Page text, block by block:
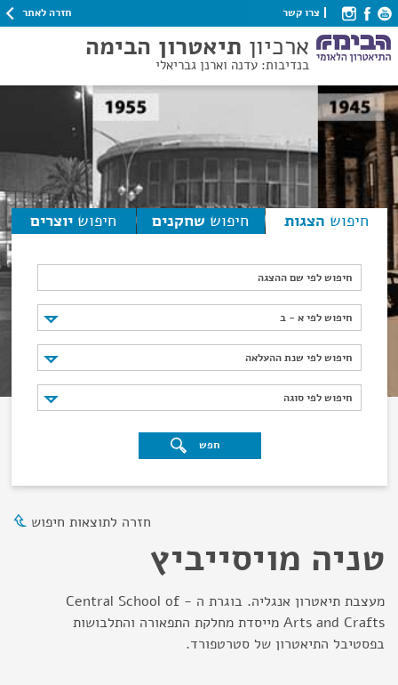
צרו קשר חזרה לאתר
ארכיון תיאטרון הבימה
בנדיבות: עדנה וארנן גבריאלי
חיפוש הצגות חיפוש שחקנים חיפוש יוצרים
חיפוש לפי שם ההצגה
חיפוש לפי א - ב
חיפוש לפי א - ב
חיפוש לפי שנת ההעלאה
חיפוש לפי שנת ההעלאה
חיפוש לפי סוגה
חיפוש לפי סוגה
חפש
חזרה לתוצאות חיפוש
טניה מויסייביץ
מעצבת תיאטרון אנגליה. בוגרת ה - Central School of
Arts and Crafts מייסדת מחלקת התפאורה והתלבושות
בפסטיבל התיאטרון של סטרטפורד.